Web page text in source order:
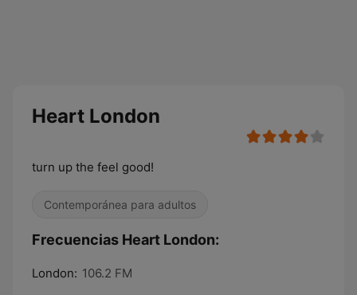
Heart London
turn up the feel good!
Contemporánea para adultos
Frecuencias Heart London:
London: 106.2 FM